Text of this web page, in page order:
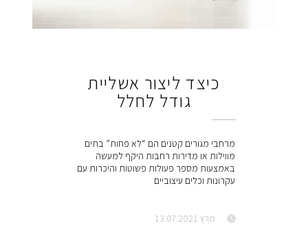
כיצד ליצור אשליית
גודל לחלל
מרחבי מגורים קטנים הם “לא פחות” בתים
מווילות או מדירות רחבות היקף למעשה
באמצעות מספר פעולות פשוטות והיכרות עם
עקרונות וכלים עיצוביים
מרץ 13.07.2021